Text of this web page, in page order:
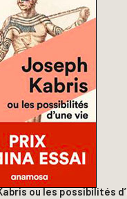
ou les possibilités